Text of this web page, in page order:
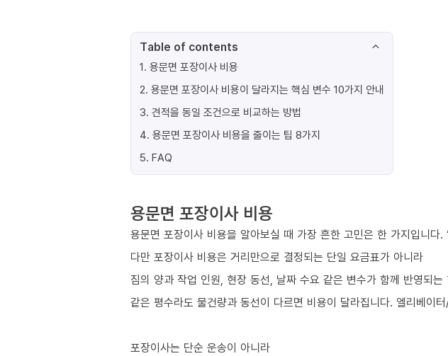
Table of contents
1. 용문면 포장이사 비용
2. 용문면 포장이사 비용이 달라지는 핵심 변수 10가지 안내
3. 견적을 동일 조건으로 비교하는 방법
4. 용문면 포장이사 비용을 줄이는 팁 8가지
5. FAQ
용문면 포장이사 비용
용문면 포장이사 비용을 알아보실 때 가장 흔한 고민은 한 가지입니다.
다만 포장이사 비용은 거리만으로 결정되는 단일 요금표가 아니라
짐의 양과 작업 인원, 현장 동선, 날짜 수요 같은 변수가 함께 반영되
같은 평수라도 물건량과 동선이 다르면 비용이 달라집니다. 엘리베이
포장이사는 단순 운송이 아니라